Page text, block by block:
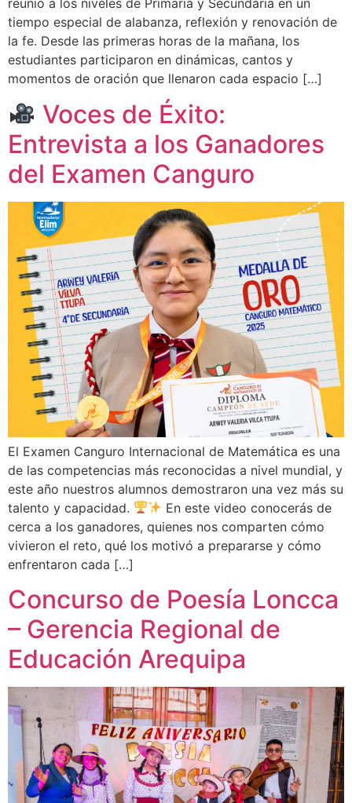
reunió a los niveles de Primaria y Secundaria en un
tiempo especial de alabanza, reflexión y renovación de
la fe. Desde las primeras horas de la mañana, los
estudiantes participaron en dinámicas, cantos y
momentos de oración que llenaron cada espacio […]
Voces de Éxito:
Entrevista a los Ganadores
del Examen Canguro
El Examen Canguro Internacional de Matemática es una
de las competencias más reconocidas a nivel mundial, y
este año nuestros alumnos demostraron una vez más su
talento y capacidad.
En este video conocerás de
cerca a los ganadores, quienes nos comparten cómo
vivieron el reto, qué los motivó a prepararse y cómo
enfrentaron cada […]
Concurso de Poesía Loncca
– Gerencia Regional de
Educación Arequipa